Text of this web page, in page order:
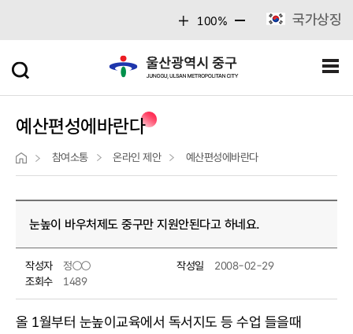
100% 국가상징
예산편성에바란다
참여소통 온라인 제안 예산편성에바란다
눈높이 바우처제도 중구만 지원안된다고 하네요.
작성자 정○○ 작성일
2008-02-29
조회수
1489
올 1월부터 눈높이교육에서 독서지도 등 수업 들을때